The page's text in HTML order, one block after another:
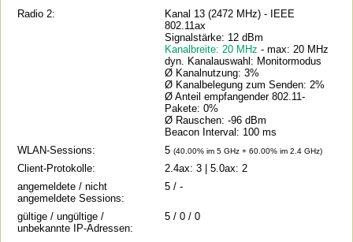
Radio 2:
Kanal 13 (2472 MHz) - IEEE
802.11ax
Signalstärke: 12 dBm
Kanalbreite: 20 MHz- max: 20 MHz
dyn. Kanalauswahl: Monitormodus
Ø Kanalnutzung: 3%
Ø Kanalbelegung zum Senden: 2%
Ø Anteil empfangender 802.11-
Pakete: 0%
Ø Rauschen: -96 dBm
Beacon Interval: 100 ms
WLAN-Sessions:
5(40.00% im 5 GHz + 60.00% im 2.4 GHz)
Client-Protokolle:
2.4ax: 3 | 5.0ax: 2
angemeldete / nicht
angemeldete Sessions:
5 / -
gültige / ungültige /
unbekannte IP-Adressen:
5 / 0 / 0